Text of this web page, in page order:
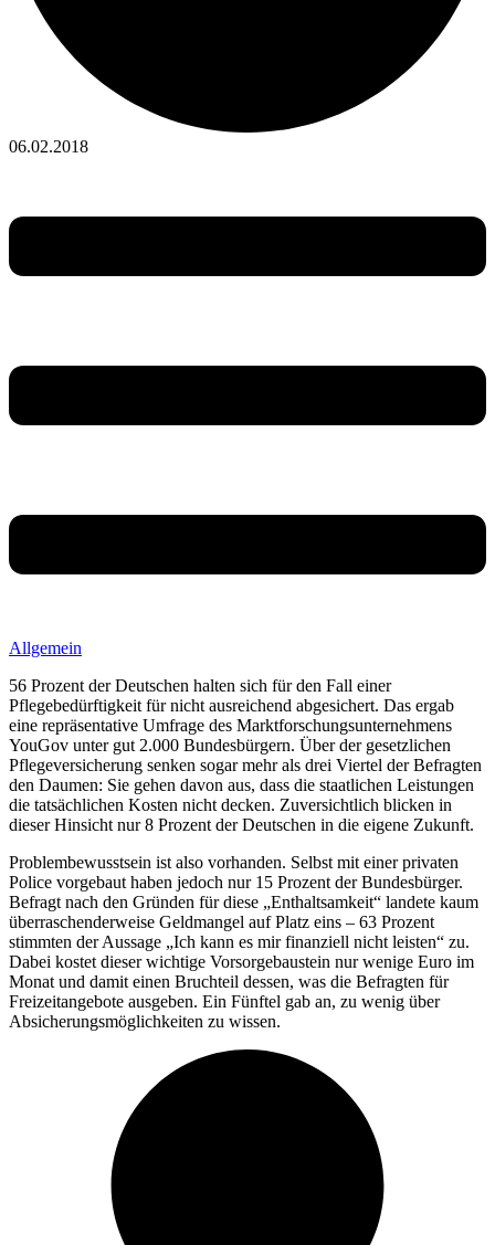
06.02.2018
Allgemein
56 Prozent der Deutschen halten sich für den Fall einer
Pflegebedürftigkeit für nicht ausreichend abgesichert. Das ergab
eine repräsentative Umfrage des Marktforschungsunternehmens
YouGov unter gut 2.000 Bundesbürgern. Über der gesetzlichen
Pflegeversicherung senken sogar mehr als drei Viertel der Befragten
den Daumen: Sie gehen davon aus, dass die staatlichen Leistungen
die tatsächlichen Kosten nicht decken. Zuversichtlich blicken in
dieser Hinsicht nur 8 Prozent der Deutschen in die eigene Zukunft.
Problembewusstsein ist also vorhanden. Selbst mit einer privaten
Police vorgebaut haben jedoch nur 15 Prozent der Bundesbürger.
Befragt nach den Gründen für diese „Enthaltsamkeit“ landete kaum
überraschenderweise Geldmangel auf Platz eins – 63 Prozent
stimmten der Aussage „Ich kann es mir finanziell nicht leisten“ zu.
Dabei kostet dieser wichtige Vorsorgebaustein nur wenige Euro im
Monat und damit einen Bruchteil dessen, was die Befragten für
Freizeitangebote ausgeben. Ein Fünftel gab an, zu wenig über
Absicherungsmöglichkeiten zu wissen.